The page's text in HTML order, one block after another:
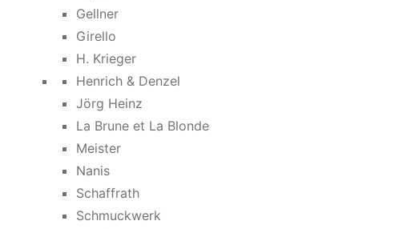
Gellner
Girello
H. Krieger
Henrich & Denzel
Jörg Heinz
La Brune et La Blonde
Meister
Nanis
Schaffrath
Schmuckwerk